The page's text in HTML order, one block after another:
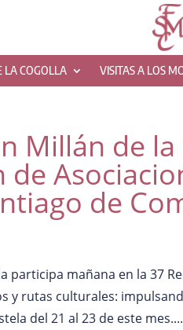
LA COGOLLA VISITAS A LOS
Millán de
de
de
participa mañana en la 37
y rutas culturales:
del 21 al 23 de este mes....